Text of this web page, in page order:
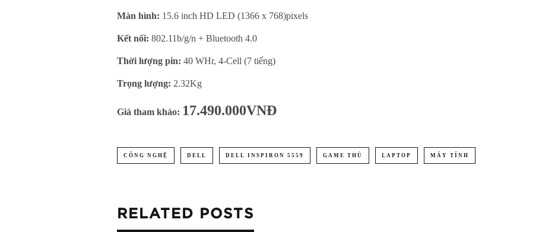
Màn hình: 15.6 inch HD LED (1366 x 768)pixels
Kết nối: 802.11b/g/n + Bluetooth 4.0
Thời lượng pin: 40 WHr, 4-Cell (7 tiếng)
Trọng lượng: 2.32Kg
Giá tham khảo: 17.490.000VNĐ
CÔNG NGHỆ DELL DELL INSPIRON 5559 GAME THỦ LAPTOP MÁY TÍNH
RELATED POSTS